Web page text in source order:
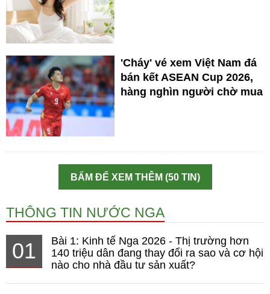
'Cháy' vé xem Việt Nam đá
bán kết ASEAN Cup 2026,
hàng nghìn người chờ mua
BẤM ĐỂ XEM THÊM (50 TIN)
THÔNG TIN NƯỚC NGA
01
Bài 1: Kinh tế Nga 2026 - Thị trường hơn
140 triệu dân đang thay đổi ra sao và cơ hội
nào cho nhà đầu tư sản xuất?